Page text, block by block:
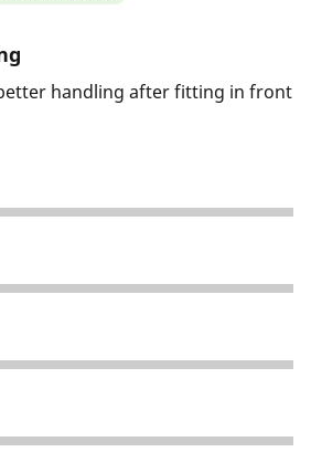
handling after fitting in front